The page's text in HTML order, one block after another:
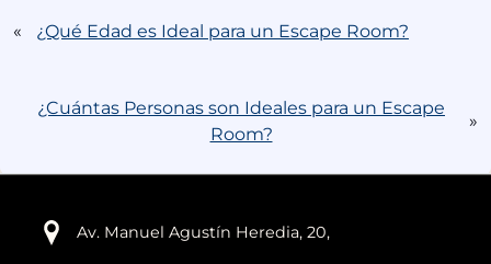
« ¿Qué Edad es Ideal para un Escape Room?
¿Cuántas Personas son Ideales para un Escape
Room?
»
Av. Manuel Agustín Heredia, 20,